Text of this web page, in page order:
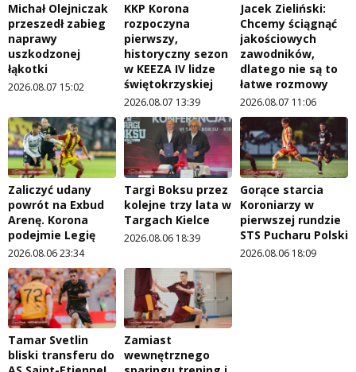
Michał Olejniczak
przeszedł zabieg
naprawy
uszkodzonej
łąkotki
2026.08.07 15:02
KKP Korona
rozpoczyna
pierwszy,
historyczny sezon
w KEEZA IV lidze
świętokrzyskiej
2026.08.07 13:39
Jacek Zieliński:
Chcemy ściągnąć
jakościowych
zawodników,
dlatego nie są to
łatwe rozmowy
2026.08.07 11:06
Zaliczyć udany
powrót na Exbud
Arenę. Korona
podejmie Legię
2026.08.06 23:34
Targi Boksu przez
kolejne trzy lata w
Targach Kielce
2026.08.06 18:39
Gorące starcia
Koroniarzy w
pierwszej rundzie
STS Pucharu Polski
2026.08.06 18:09
Tamar Svetlin
bliski transferu do
Zamiast
wewnętrznego